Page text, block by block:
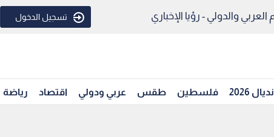
والدولي - رؤيا الإخباري تسجيل الدخول
2026 فلسطين طقس عربي ودولي اقتصاد رياضة